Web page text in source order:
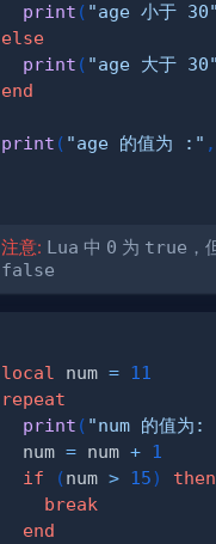
print ( "age 小于 30"
else
print ( "age 大于 30"
end
print ( "age 的值为 :" ,
注意: Lua 中 0 为 true ，
false
local num = 11
repeat
print ( "num 的值为:
  num
= num + 1
if
(num > 15)
then
break
end